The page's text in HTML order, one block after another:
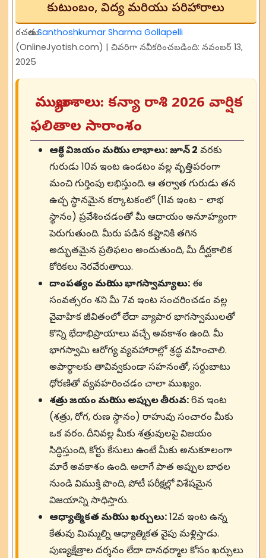
కుటుంబం, విద్య మరియు పరిహారాలు
రచయితSanthoshkumar Sharma Gollapelli
(OnlineJyotish.com) | చివరిగా నవీకరించబడింది: నవంబర్ 13,
2025
ముఖ్యాంశాలు: కన్యా రాశి 2026 వార్షిక
ఫలితాల సారాంశం
ఆర్థిక విజయం మరియు లాభాలు:జూన్ 2 వరకు
గురుడు 10వ ఇంట ఉండటం వల్ల వృత్తిపరంగా
మంచి గుర్తింపు లభిస్తుంది. ఆ తర్వాత గురుడు తన
ఉచ్ఛ స్థానమైన కర్కాటకంలో (11వ ఇంట - లాభ
స్థానం) ప్రవేశించడంతో మీ ఆదాయం అనూహ్యంగా
పెరుగుతుంది. మీరు పడిన కష్టానికి తగిన
అద్భుతమైన ప్రతిఫలం అందుతుంది, మీ దీర్ఘకాలిక
కోరికలు నెరవేరుతాయి.
దాంపత్యం మరియు భాగస్వామ్యాలు:ఈ
సంవత్సరం శని మీ 7వ ఇంట సంచరించడం వల్ల
వైవాహిక జీవితంలో లేదా వ్యాపార భాగస్వాములతో
కొన్ని భేదాభిప్రాయాలు వచ్చే అవకాశం ఉంది. మీ
భాగస్వామి ఆరోగ్య వ్యవహారాల్లో శ్రద్ధ వహించాలి.
అపార్థాలకు తావివ్వకుండా సహనంతో, సర్దుబాటు
ధోరణితో వ్యవహరించడం చాలా ముఖ్యం.
శత్రు జయం మరియు అప్పుల తీరువ:6వ ఇంట
(శత్రు, రోగ, రుణ స్థానం) రాహువు సంచారం మీకు
ఒక వరం. దీనివల్ల మీకు శత్రువులపై విజయం
సిద్ధిస్తుంది, కోర్టు కేసులు ఉంటే మీకు అనుకూలంగా
మారే అవకాశం ఉంది. అలాగే పాత అప్పుల బాధల
నుండి విముక్తి పొంది, పోటీ పరీక్షల్లో విశేషమైన
విజయాన్ని సాధిస్తారు.
ఆధ్యాత్మికత మరియు ఖర్చులు:12వ ఇంట ఉన్న
కేతువు మిమ్మల్ని ఆధ్యాత్మికత వైపు మళ్లిస్తాడు.
పుణ్యక్షేత్రాల దర్శనం లేదా దానధర్మాల కోసం ఖర్చులు